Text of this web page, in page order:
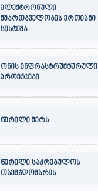
ელექტრონული
მმართბველობის ერთიანი
სისტემა
ონის ინფრასტრუქტურული
პროექტები
წერილი მერს
წერილი საკრებულოს
თავმჯდომარეს